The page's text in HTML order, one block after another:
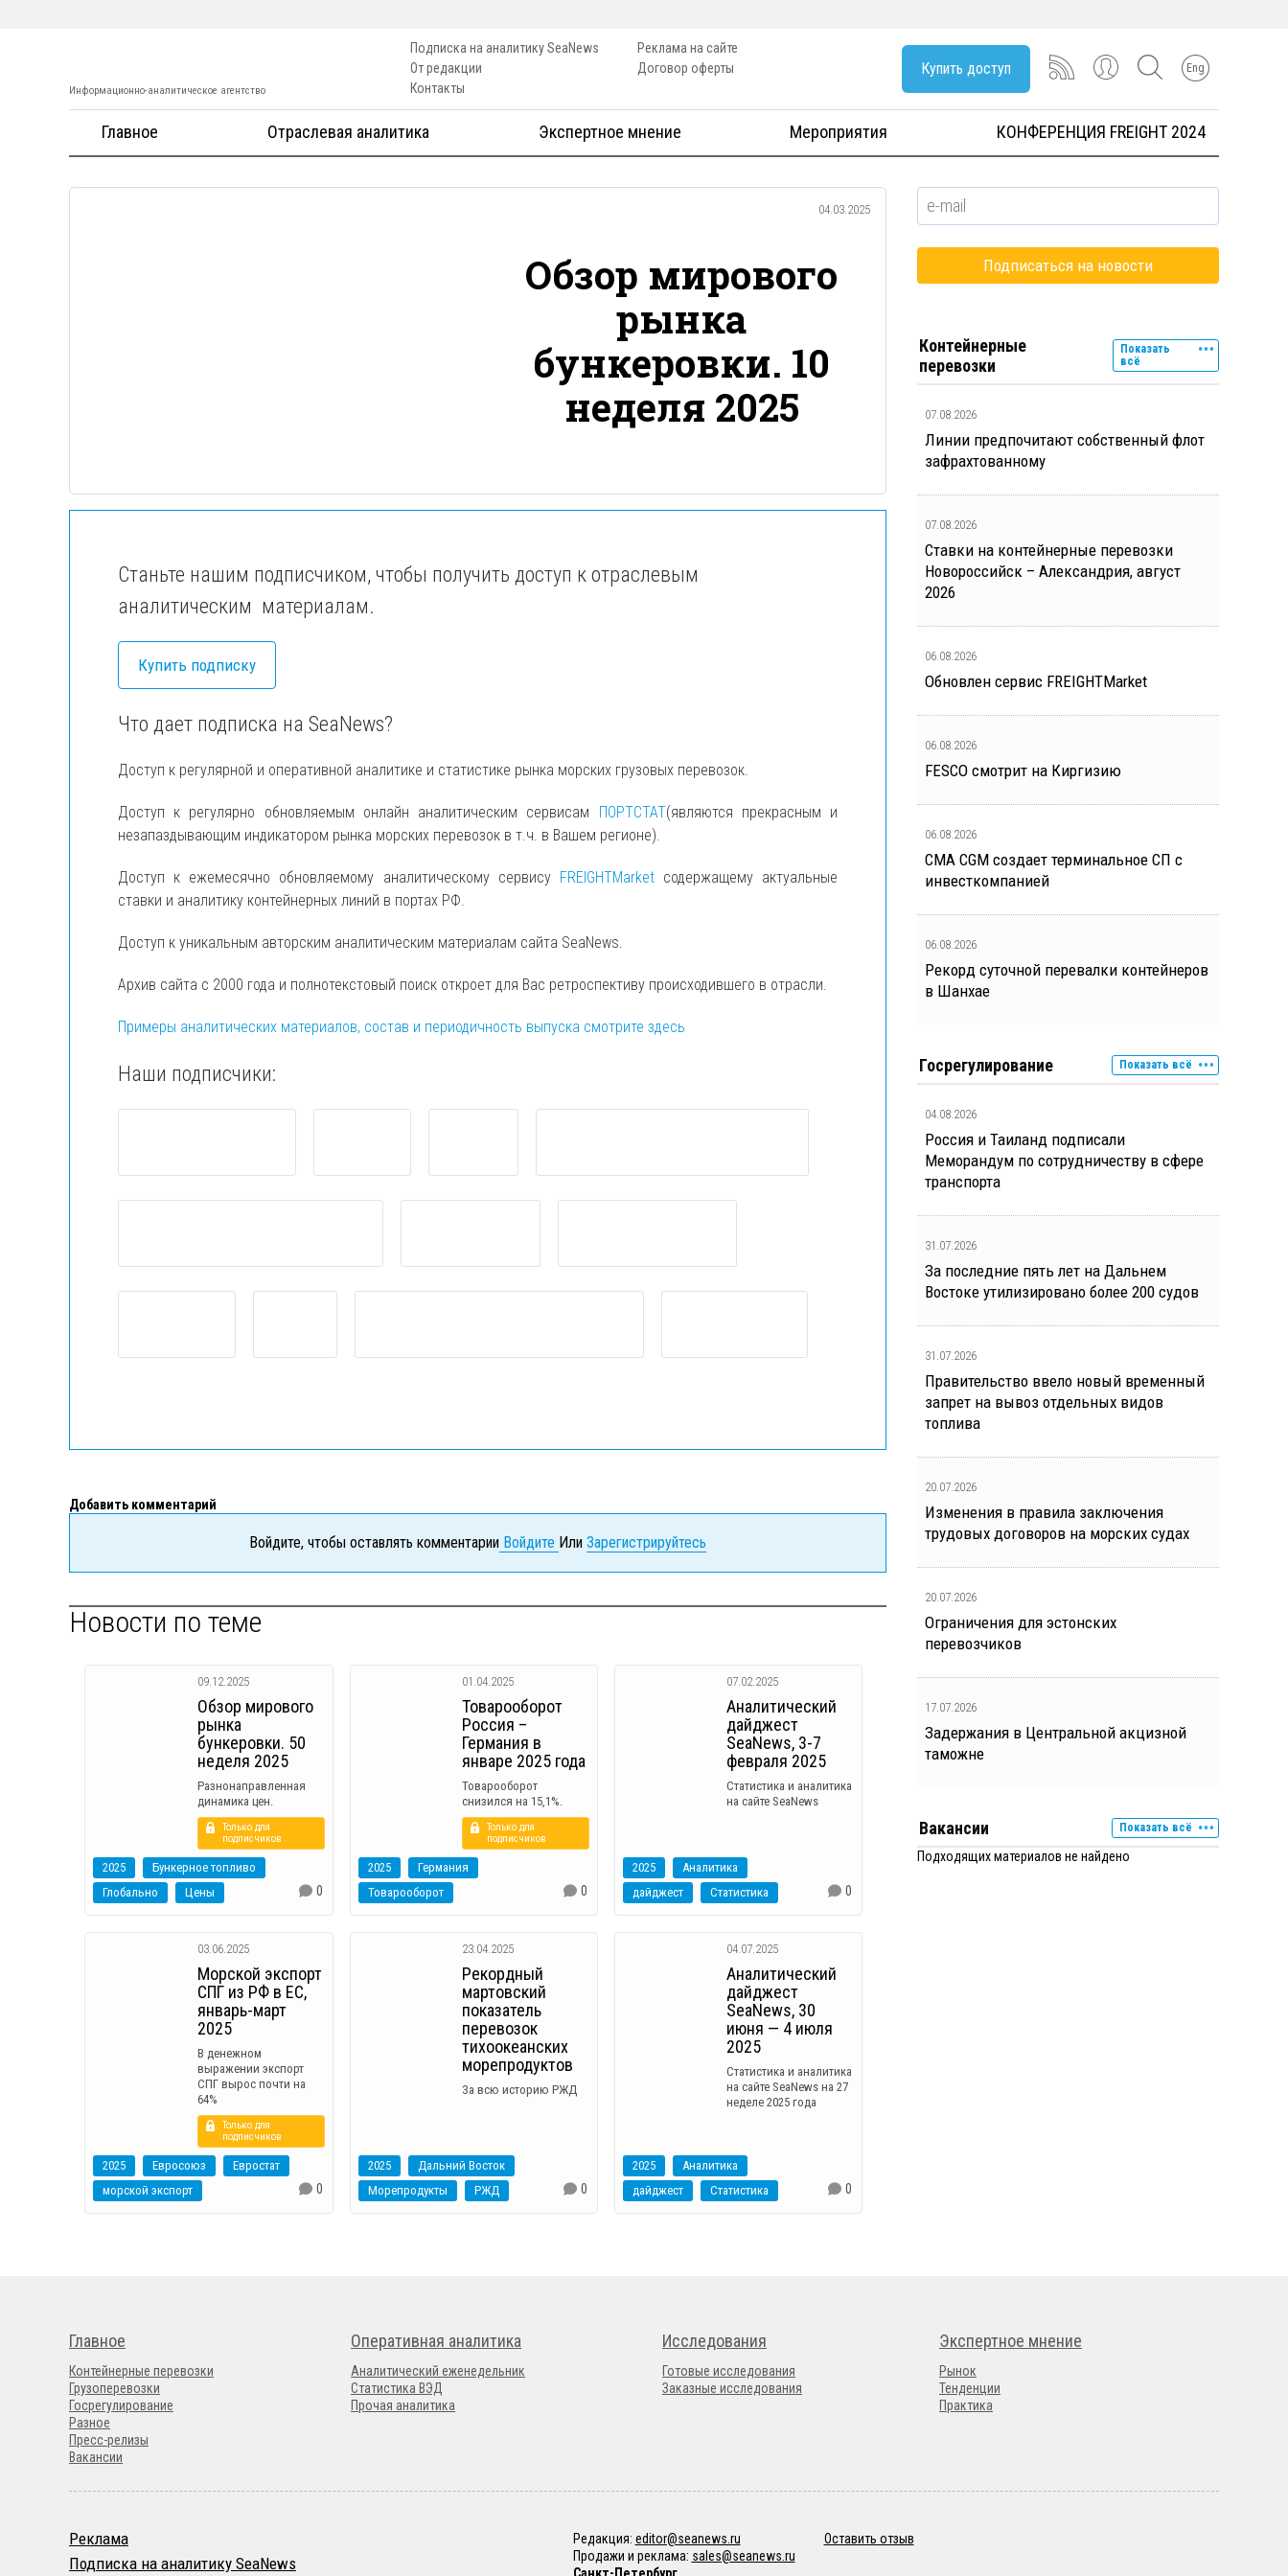
Информационно-аналитическое агентство
Подписка на аналитику SeaNews
От редакции
Контакты
Реклама на сайте
Договор оферты
Купить доступ Eng
Главное Отраслевая аналитика Экспертное мнение Мероприятия КОНФЕРЕНЦИЯ FREIGHT 2024
04.03.2025
Обзор мирового
рынка
бункеровки. 10
неделя 2025
Станьте нашим подписчиком, чтобы получить доступ к отраслевым
аналитическим материалам.
Купить подписку
Что дает подписка на SeaNews?
Доступ к регулярной и оперативной аналитике и статистике рынка морских грузовых перевозок.
Доступ к регулярно обновляемым онлайн аналитическим сервисам ПОРТСТАТ(являются прекрасным и
незапаздывающим индикатором рынка морских перевозок в т.ч. в Вашем регионе).
Доступ к ежемесячно обновляемому аналитическому сервису FREIGHTMarketсодержащему актуальные
ставки и аналитику контейнерных линий в портах РФ.
Доступ к уникальным авторским аналитическим материалам сайта SeaNews.
Архив сайта с 2000 года и полнотекстовый поиск откроет для Вас ретроспективу происходившего в отрасли.
Примеры аналитических материалов, состав и периодичность выпуска смотрите здесь
Наши подписчики:
Добавить комментарий
Войдите, чтобы оставлять комментарии Войдите Или Зарегистрируйтесь
Новости по теме
09.12.2025
Обзор мирового
рынка
бункеровки. 50
неделя 2025
Разнонаправленная
динамика цен.
Только для
подписчиков
2025
Бункерное топливо
Глобально
Цены 0
01.04.2025
Товарооборот
Россия –
Германия в
январе 2025 года
Товарооборот
снизился на 15,1%.
Только для
подписчиков
2025
Германия
Товарооборот
0
07.02.2025
Аналитический
дайджест
SeaNews, 3-7
февраля 2025
Статистика и аналитика
на сайте SeaNews
2025
Аналитика
дайджест
Статистика 0
03.06.2025
Морской экспорт
СПГ из РФ в ЕС,
январь-март
2025
В денежном
выражении экспорт
СПГ вырос почти на
64%
Только для
подписчиков
2025 Евросоюз
Евростат
морской экспорт
0
23.04.2025
Рекордный
мартовский
показатель
перевозок
тихоокеанских
морепродуктов
За всю историю РЖД
2025
Дальний Восток
Морепродукты
РЖД 0
04.07.2025
Аналитический
дайджест
SeaNews, 30
июня — 4 июля
2025
Статистика и аналитика
на сайте SeaNews на 27
неделе 2025 года
2025
Аналитика
дайджест
Статистика 0
Контейнерные
перевозки
Показать
всё
07.08.2026
Линии предпочитают собственный флот
зафрахтованному
07.08.2026
Ставки на контейнерные перевозки
Новороссийск – Александрия, август
2026
06.08.2026
Обновлен сервис FREIGHTMarket
06.08.2026
FESCO смотрит на Киргизию
06.08.2026
CMA CGM создает терминальное СП с
инвесткомпанией
06.08.2026
Рекорд суточной перевалки контейнеров
в Шанхае
Госрегулирование Показать всё
04.08.2026
Россия и Таиланд подписали
Меморандум по сотрудничеству в сфере
транспорта
31.07.2026
За последние пять лет на Дальнем
Востоке утилизировано более 200 судов
31.07.2026
Правительство ввело новый временный
запрет на вывоз отдельных видов
топлива
20.07.2026
Изменения в правила заключения
трудовых договоров на морских судах
20.07.2026
Ограничения для эстонских
перевозчиков
17.07.2026
Задержания в Центральной акцизной
таможне
Вакансии Показать всё
Подходящих материалов не найдено
Главное
Контейнерные перевозки
Грузоперевозки
Госрегулирование
Разное
Пресс-релизы
Вакансии
Оперативная аналитика
Аналитический еженедельник
Статистика ВЭД
Прочая аналитика
Исследования
Готовые исследования
Заказные исследования
Экспертное мнение
Рынок
Тенденции
Практика
Реклама
Подписка на аналитику SeaNews
Редакция: editor@seanews.ru
Продажи и реклама: sales@seanews.ru
Санкт-Петербург
Оставить отзыв